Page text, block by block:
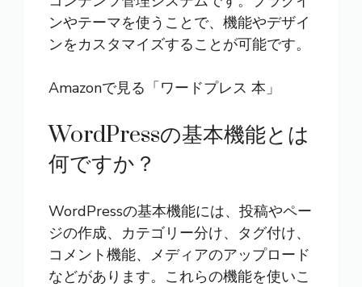
ンやテーマを使うことで、機能やデザイ
ンをカスタマイズすることが可能です。
Amazonで見る「ワードプレス 本」
WordPressの基本機能とは
何ですか？
WordPressの基本機能には、投稿やペー
ジの作成、カテゴリー分け、タグ付け、
コメント機能、メディアのアップロード
などがあります。これらの機能を使いこ